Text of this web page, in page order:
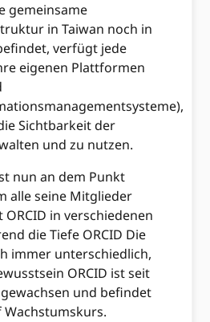
gemeinsame
in Taiwan noch in
verfügt jede
eigenen Plattformen
Sichtbarkeit der
und zu nutzen.
nun an dem Punkt
alle seine Mitglieder
in verschiedenen
die Tiefe ORCID Die
immer unterschiedlich,
ORCID ist seit
und befindet